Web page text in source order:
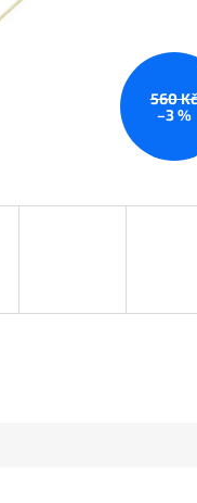
560 Kč
–3 %